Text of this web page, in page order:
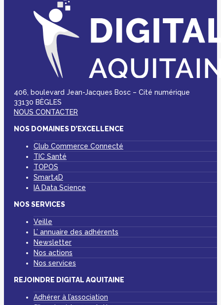
406, boulevard Jean-Jacques Bosc – Cité numérique
33130 BÈGLES
NOUS CONTACTER
NOS DOMAINES D’EXCELLENCE
Club Commerce Connecté
TIC Santé
TOPOS
Smart4D
IA Data Science
NOS SERVICES
Veille
L’ annuaire des adhérents
Newsletter
Nos actions
Nos services
REJOINDRE DIGITAL AQUITAINE
Adhérer à l’association